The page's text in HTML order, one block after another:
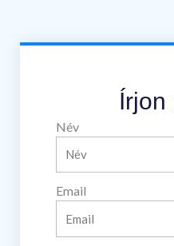
Írjon
Név
Email